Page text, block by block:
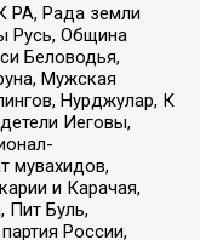
РА, Рада земли
Русь, Община
Беловодья,
Мужская
Нурджулар, К
Иеговы,
мувахидов,
и Карачая,
Пит Буль,
России,